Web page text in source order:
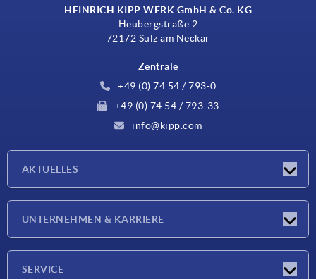
HEINRICH KIPP WERK GmbH & Co. KG
Heubergstraße 2
72172 Sulz am Neckar
Zentrale
+49 (0) 74 54 / 793-0
+49 (0) 74 54 / 793-33
info@kipp.com
AKTUELLES
Presseberichte
UNTERNEHMEN & KARRIERE
SERVICE